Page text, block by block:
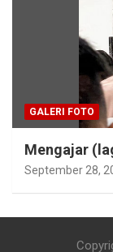
GALERI FOTO
Mengajar
September 28,